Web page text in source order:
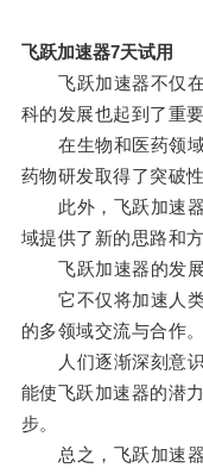
飞跃加速器7天试用
飞跃加速器不仅在
科的发展也起到了重
在生物和医药领域
药物研发取得了突破性
此外，飞跃加速器
域提供了新的思路和
飞跃加速器的发展
它不仅将加速人类
的多领域交流与合作。
人们逐渐深刻意识
能使飞跃加速器的潜
步。
总之，飞跃加速器